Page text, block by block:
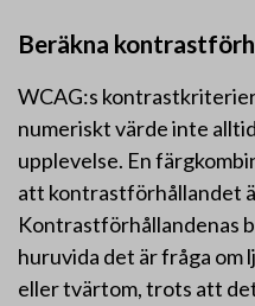
Beräkna
WCAG:s
numeriskt värde inte
upplevelse. En
att kontrastförhållandet
Kontrastförhållandenas
huruvida det är fråga om
eller tvärtom, trots att